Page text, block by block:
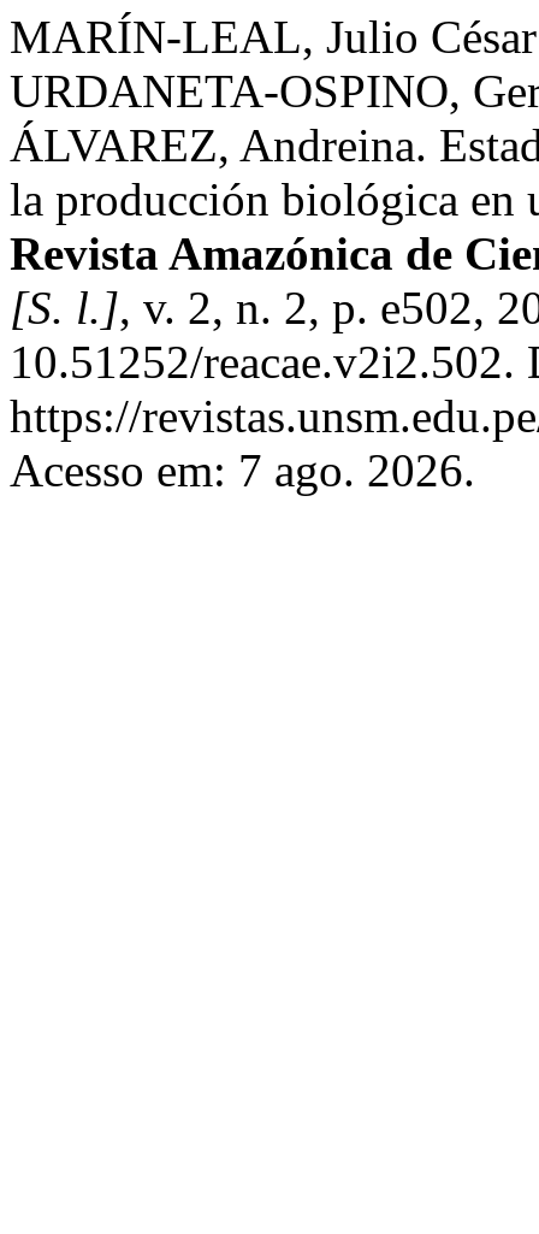
MARÍN-LEAL, Julio
URDANETA-OSPINO,
ÁLVAREZ, Andreina.
la producción biológica en
Revista Amazónica de
[S. l.], v. 2, n. 2, p. e502,
10.51252/
https://
Acesso em: 7 ago. 2026.